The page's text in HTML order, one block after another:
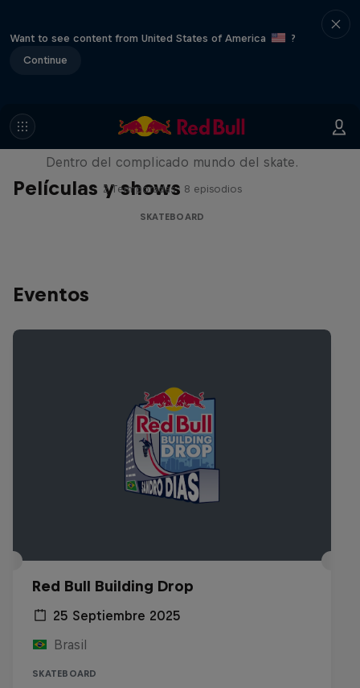
Want to see content from United States of America
?
Continue
Películas y shows
Pushing Forward
Dentro del complicado mundo del skate.
2 Termporadas · 8 episodios
SKATEBOARD
Eventos
Red Bull Building Drop
25 Septiembre 2025
Brasil
SKATEBOARD